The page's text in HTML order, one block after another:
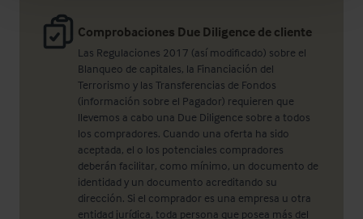
Comprobaciones Due Diligence de cliente
Las Regulaciones 2017 (así modificado) sobre el
Blanqueo de capitales, la Financiación del
Terrorismo y las Transferencias de Fondos
(información sobre el Pagador) requieren que
llevemos a cabo una Due Diligence sobre a todos
los compradores. Cuando una oferta ha sido
aceptada, el o los potenciales compradores
deberán facilitar, como mínimo, un documento de
identidad y un documento acreditando su
dirección. Si el comprador es una empresa u otra
entidad jurídica, toda persona que posea más del